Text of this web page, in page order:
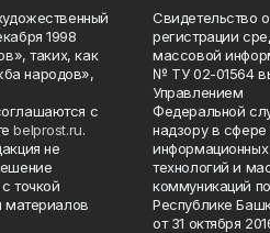
1998
таких, как
народов»,
с
belprost.ru.
не
точкой
материалов
Свидетельство о
регистрации
массовой
№ ТУ 02-01564
Управлением
Федеральной
надзору в сфере
информационных
технологий и
коммуникаций по
Республике
от 31 октября